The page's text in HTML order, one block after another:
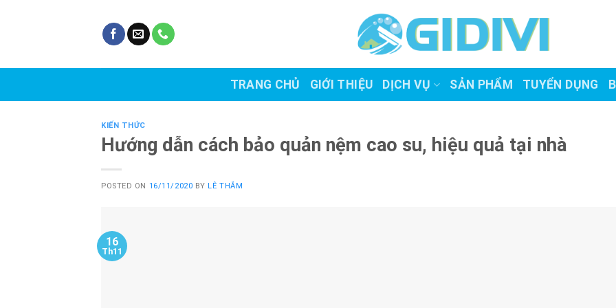
TRANG CHỦ GIỚI THIỆU DỊCH VỤ SẢN PHẨM TUYỂN DỤNG
KIẾN THỨC
Hướng dẫn cách bảo quản nệm cao su, hiệu quả tại nhà
POSTED ON 16/11/2020 BY LÊ THẮM
16
Th11